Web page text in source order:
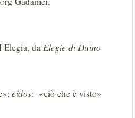
da Elegie di Duino
eîdos: «ciò che è visto»